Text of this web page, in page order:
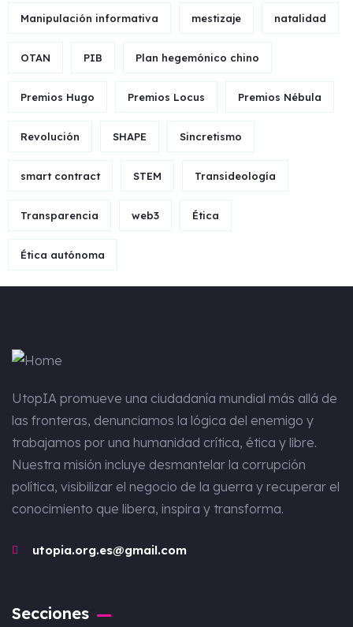
Manipulación informativa mestizaje natalidad
OTAN PIB Plan hegemónico chino
Premios Hugo Premios Locus Premios Nébula
Revolución SHAPE Sincretismo
smart contract STEM Transideología
Transparencia web3 Ética
Ética autónoma
UtopIA promueve una ciudadanía mundial más allá de
las fronteras, denunciamos la lógica del enemigo y
trabajamos por una humanidad crítica, ética y libre.
Nuestra misión incluye desmantelar la corrupción
política, visibilizar el negocio de la guerra y recuperar el
conocimiento que libera, inspira y transforma.
utopia.org.es@gmail.com
Secciones